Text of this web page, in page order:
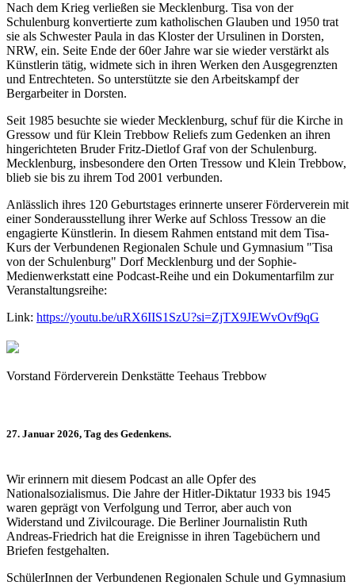
Nach dem Krieg verließen sie Mecklenburg. Tisa von der
Schulenburg konvertierte zum katholischen Glauben und 1950 trat
sie als Schwester Paula in das Kloster der Ursulinen in Dorsten,
NRW, ein. Seite Ende der 60er Jahre war sie wieder verstärkt als
Künstlerin tätig, widmete sich in ihren Werken den Ausgegrenzten
und Entrechteten. So unterstützte sie den Arbeitskampf der
Bergarbeiter in Dorsten.
Seit 1985 besuchte sie wieder Mecklenburg, schuf für die Kirche in
Gressow und für Klein Trebbow Reliefs zum Gedenken an ihren
hingerichteten Bruder Fritz-Dietlof Graf von der Schulenburg.
Mecklenburg, insbesondere den Orten Tressow und Klein Trebbow,
blieb sie bis zu ihrem Tod 2001 verbunden.
Anlässlich ihres 120 Geburtstages erinnerte unserer Förderverein mit
einer Sonderausstellung ihrer Werke auf Schloss Tressow an die
engagierte Künstlerin. In diesem Rahmen entstand mit dem Tisa-
Kurs der Verbundenen Regionalen Schule und Gymnasium "Tisa
von der Schulenburg" Dorf Mecklenburg und der Sophie-
Medienwerkstatt eine Podcast-Reihe und ein Dokumentarfilm zur
Veranstaltungsreihe:
Link: https://youtu.be/uRX6IIS1SzU?si=ZjTX9JEWvOvf9qG
Vorstand Förderverein Denkstätte Teehaus Trebbow
27. Januar 2026, Tag des Gedenkens.
Wir erinnern mit diesem Podcast an alle Opfer des
Nationalsozialismus. Die Jahre der Hitler-Diktatur 1933 bis 1945
waren geprägt von Verfolgung und Terror, aber auch von
Widerstand und Zivilcourage. Die Berliner Journalistin Ruth
Andreas-Friedrich hat die Ereignisse in ihren Tagebüchern und
Briefen festgehalten.
SchülerInnen der Verbundenen Regionalen Schule und Gymnasium